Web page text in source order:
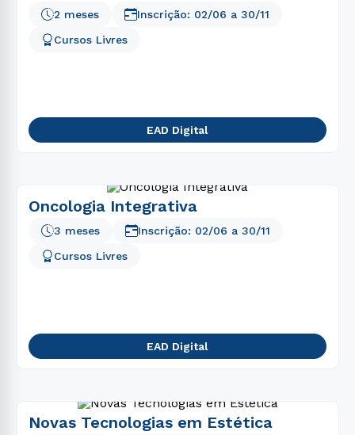
Cursos Livres
2 meses Inscrição: 02/06 a 30/11
EAD Digital
Oncologia Integrativa
3 meses
Cursos Livres
Inscrição: 02/06 a 30/11
EAD Digital
Novas Tecnologias em Estética